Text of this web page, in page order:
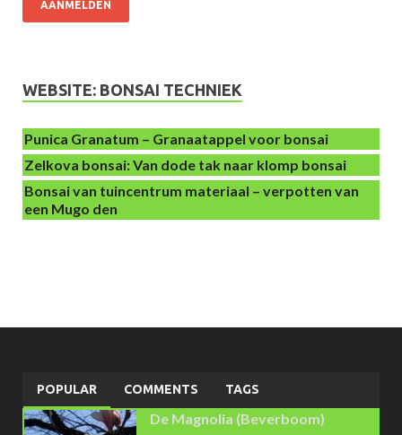
AANMELDEN
WEBSITE: BONSAI TECHNIEK
Punica Granatum – Granaatappel voor bonsai
Zelkova bonsai: Van dode tak naar klomp bonsai
Bonsai van tuincentrum materiaal – verpotten van
een Mugo den
POPULAR COMMENTS TAGS
De Magnolia (Beverboom)